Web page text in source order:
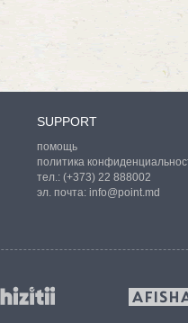
SUPPORT
помощь
политика
тел.: (+373) 22 888002
эл. почта: info@point.md